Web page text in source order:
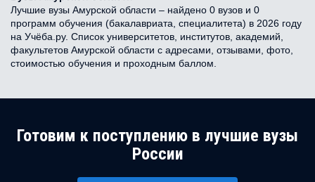
Лучшие вузы Амурской области – найдено 0 вузов и 0
программ обучения (бакалавриата, специалитета) в 2026 году
на Учёба.ру. Список университетов, институтов, академий,
факультетов Амурской области с адресами, отзывами, фото,
стоимостью обучения и проходным баллом.
Готовим к поступлению в лучшие вузы
России